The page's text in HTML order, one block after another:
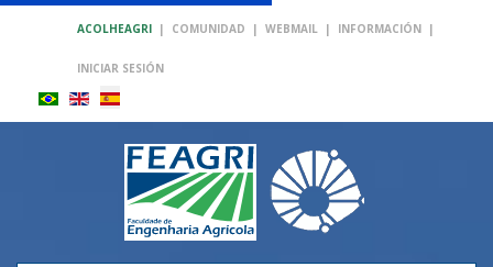
ACOLHEAGRI | COMUNIDAD | WEBMAIL | INFORMACIÓN |
INICIAR SESIÓN